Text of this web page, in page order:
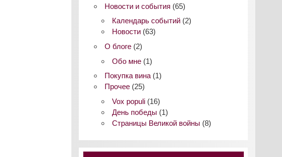
Новости и события (65)
Календарь событий (2)
Новости (63)
О блоге (2)
Обо мне (1)
Покупка вина (1)
Прочее (25)
Vox populi (16)
День победы (1)
Страницы Великой войны (8)